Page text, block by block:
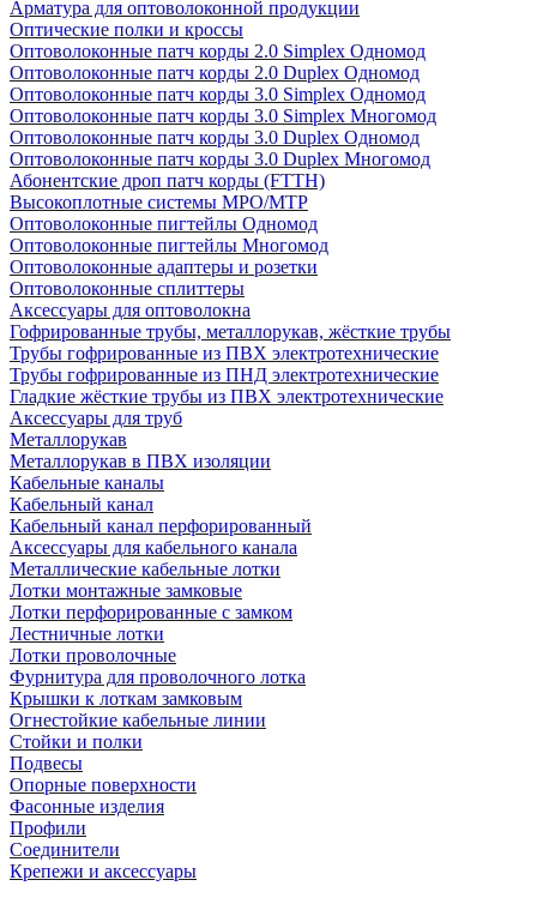
Арматура для оптоволоконной продукции
Оптические полки и кроссы
Оптоволоконные патч корды 2.0 Simplex Одномод
Оптоволоконные патч корды 2.0 Duplex Одномод
Оптоволоконные патч корды 3.0 Simplex Одномод
Оптоволоконные патч корды 3.0 Simplex Многомод
Оптоволоконные патч корды 3.0 Duplex Одномод
Оптоволоконные патч корды 3.0 Duplex Многомод
Абонентские дроп патч корды (FTTH)
Высокоплотные системы MPO/MTP
Оптоволоконные пигтейлы Одномод
Оптоволоконные пигтейлы Многомод
Оптоволоконные адаптеры и розетки
Оптоволоконные сплиттеры
Аксессуары для оптоволокна
Гофрированные трубы, металлорукав, жёсткие трубы
Трубы гофрированные из ПВХ электротехнические
Трубы гофрированные из ПНД электротехнические
Гладкие жёсткие трубы из ПВХ электротехнические
Аксессуары для труб
Металлорукав
Металлорукав в ПВХ изоляции
Кабельные каналы
Кабельный канал
Кабельный канал перфорированный
Аксессуары для кабельного канала
Металлические кабельные лотки
Лотки монтажные замковые
Лотки перфорированные с замком
Лестничные лотки
Лотки проволочные
Фурнитура для проволочного лотка
Крышки к лоткам замковым
Огнестойкие кабельные линии
Стойки и полки
Подвесы
Опорные поверхности
Фасонные изделия
Профили
Соединители
Крепежи и аксессуары